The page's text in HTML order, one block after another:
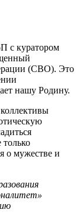
с куратором
(СВО). Это
нашу Родину.
о мужестве и